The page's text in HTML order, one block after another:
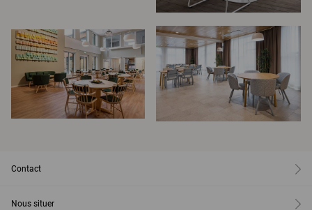
Contact
Nous situer